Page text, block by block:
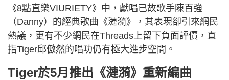
《8點直樂VIURIETY》中，獻唱已故歌手陳百強
（Danny）的經典歌曲《漣漪》，其表現卻引來網民
熱議，更有不少網民在Threads上留下負面評價，直
指Tiger邱傲然的唱功仍有極大進步空間。
Tiger於5月推出《漣漪》重新編曲